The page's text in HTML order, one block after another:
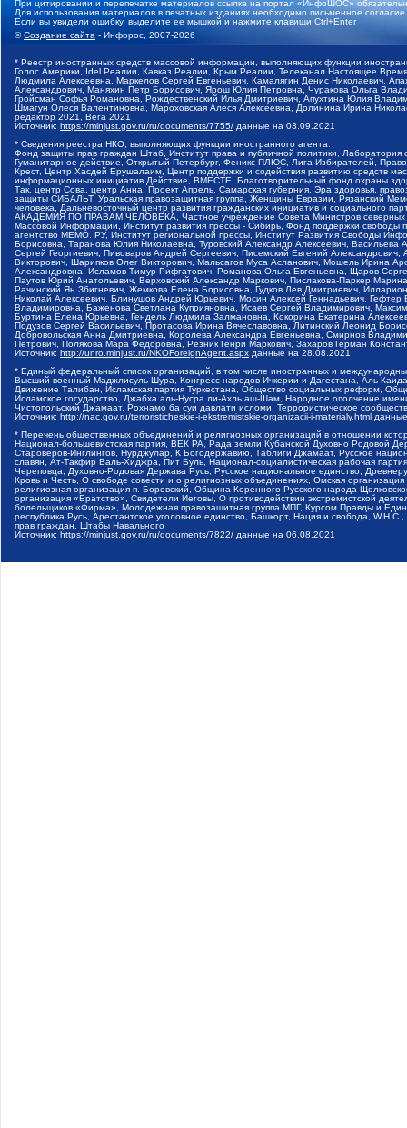
При цитировании и перепечатке материалов ссылка на портал «ИнфоШОС»
Для использования материалов в печатных изданиях необходимо письменное
Если вы увидели ошибку, выделите ее мышкой и нажмите клавиши Ctrl+Enter
©Создание сайта - Инфорос, 2007-2026
* Реестр иностранных средств массовой информации, выполняющих функции
Голос Америки, Idel.Реалии, Кавказ.Реалии, Крым.Реалии, Телеканал Настоящее
Людмила Алексеевна, Маркелов Сергей Евгеньевич, Камалягин Денис Николаевич,
Александрович, Маняхин Петр Борисович, Ярош Юлия Петровна, Чуракова Ольга
Гройсман Софья Романовна, Рождественский Илья Дмитриевич, Апухтина Юлия
Шмагун Олеся Валентиновна, Мароховская Алеся Алексеевна, Долинина Ирина
редактор 2021, Вега 2021
Источник: https://minjust.gov.ru/ru/documents/7755/ данные на 03.09.2021
* Сведения реестра НКО, выполняющих функции иностранного агента:
Фонд защиты прав граждан Штаб, Институт права и публичной политики,
Гуманитарное действие, Открытый Петербург, Феникс ПЛЮС, Лига Избирателей,
Крест, Центр Хасдей Ерушалаим, Центр поддержки и содействия развитию средств
информационных инициатив Действие, ВМЕСТЕ, Благотворительный фонд охраны
Так, центр Сова, центр Анна, Проект Апрель, Самарская губерния, Эра здоровья,
защиты СИБАЛЬТ, Уральская правозащитная группа, Женщины Евразии, Рязанский
человека, Дальневосточный центр развития гражданских инициатив и социального
АКАДЕМИЯ ПО ПРАВАМ ЧЕЛОВЕКА, Частное учреждение Совета Министров северных
Массовой Информации, Институт развития прессы - Сибирь, Фонд поддержки
агентство МЕМО. РУ, Институт региональной прессы, Институт Развития Свободы
Борисовна, Таранова Юлия Николаевна, Туровский Александр Алексеевич,
Сергей Георгиевич, Пивоваров Андрей Сергеевич, Писемский Евгений
Викторович, Шарипков Олег Викторович, Мальсагов Муса Асланович, Мошель Ирина
Александровна, Исламов Тимур Рифгатович, Романова Ольга Евгеньевна, Щаров
Паутов Юрий Анатольевич, Верховский Александр Маркович, Пислакова-Паркер
Рачинский Ян Збигневич, Жемкова Елена Борисовна, Гудков Лев Дмитриевич,
Николай Алексеевич, Блинушов Андрей Юрьевич, Мосин Алексей Геннадьевич,
Владимировна, Баженова Светлана Куприяновна, Исаев Сергей Владимирович,
Буртина Елена Юрьевна, Гендель Людмила Залмановна, Кокорина Екатерина
Подузов Сергей Васильевич, Протасова Ирина Вячеславовна, Литинский Леонид
Добровольская Анна Дмитриевна, Королева Александра Евгеньевна, Смирнов
Петрович, Полякова Мара Федоровна, Резник Генри Маркович, Захаров Герман
Источник: http://unro.minjust.ru/NKOForeignAgent.aspx данные на 28.08.2021
* Единый федеральный список организаций, в том числе иностранных и
Высший военный Маджлисуль Шура, Конгресс народов Ичкерии и Дагестана, Аль-
Движение Талибан, Исламская партия Туркестана, Общество социальных реформ,
Исламское государство, Джабха аль-Нусра ли-Ахль аш-Шам, Народное ополчение
Чистопольский Джамаат, Рохнамо ба суи давлати исломи, Террористическое
Источник: http://nac.gov.ru/terroristicheskie-i-ekstremistskie-organizacii-i-materialy.html
* Перечень общественных объединений и религиозных организаций в отношении
Национал-большевистская партия, ВЕК РА, Рада земли Кубанской Духовно Родовой
Староверов-Инглингов, Нурджулар, К Богодержавию, Таблиги Джамаат, Русское
славян, Ат-Такфир Валь-Хиджра, Пит Буль, Национал-социалистическая рабочая
Череповца, Духовно-Родовая Держава Русь, Русское национальное единство,
Кровь и Честь, О свободе совести и о религиозных объединениях, Омская
религиозная организация п. Боровский, Община Коренного Русского народа
организация «Братство», Свидетели Иеговы, О противодействии экстремистской
болельщиков «Фирма», Молодежная правозащитная группа МПГ, Курсом Правды и
республика Русь, Арестантское уголовное единство, Башкорт, Нация и свобода,
прав граждан, Штабы Навального
Источник: https://minjust.gov.ru/ru/documents/7822/ данные на 06.08.2021